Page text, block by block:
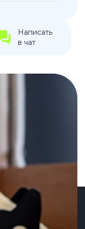
Написать
в чат